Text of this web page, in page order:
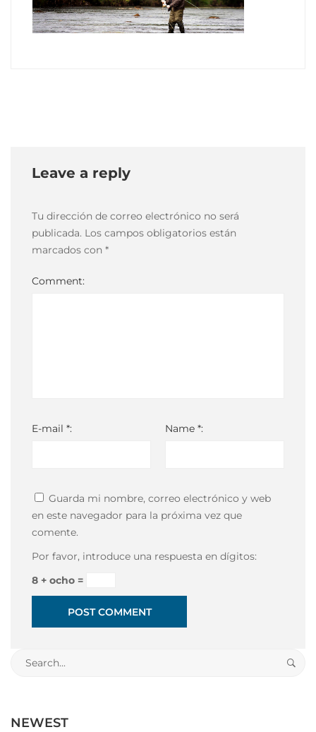
06
10T19:04:55-
Leave a reply
Tu dirección de correo electrónico no será
publicada. Los campos obligatorios están
marcados con *
Comment:
E-mail *: Name *:
Guarda mi nombre, correo electrónico y web
en este navegador para la próxima vez que
comente.
Por favor, introduce una respuesta en dígitos:
8 + ocho =
Search
NEWEST